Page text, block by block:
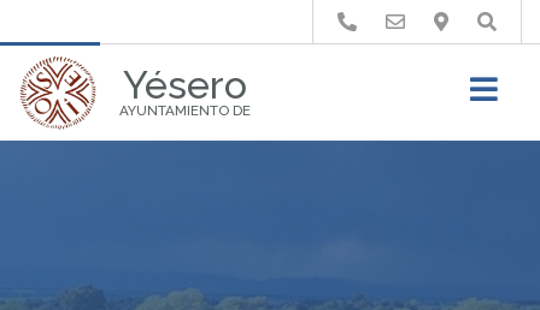
Yésero
AYUNTAMIENTO DE
Buscar